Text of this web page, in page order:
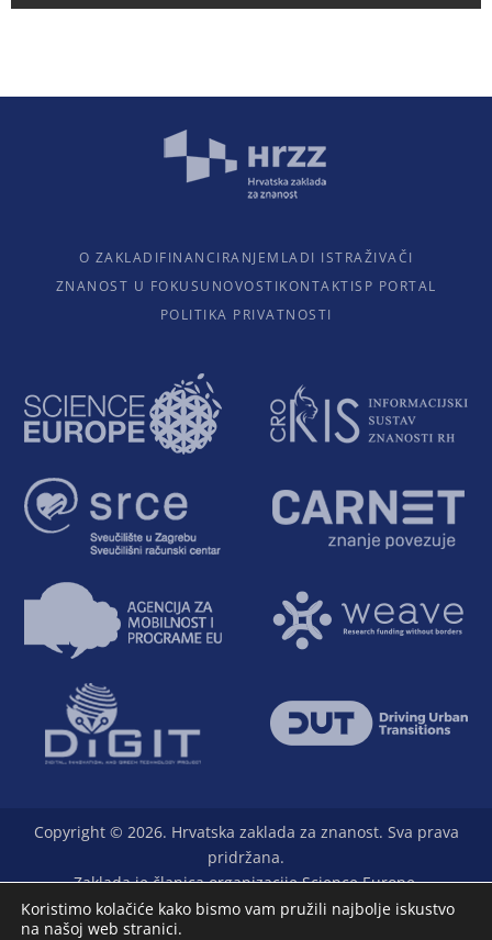
O ZAKLADIFINANCIRANJEMLADI ISTRAŽIVAČI
ZNANOST U FOKUSU NOVOSTIKONTAKTISP PORTAL
POLITIKA PRIVATNOSTI
Copyright © 2026. Hrvatska zaklada za znanost. Sva prava
pridržana.
Zaklada je članica organizacije Science Europe.
Koristimo kolačiće kako bismo vam pružili najbolje iskustvo
na našoj web stranici.